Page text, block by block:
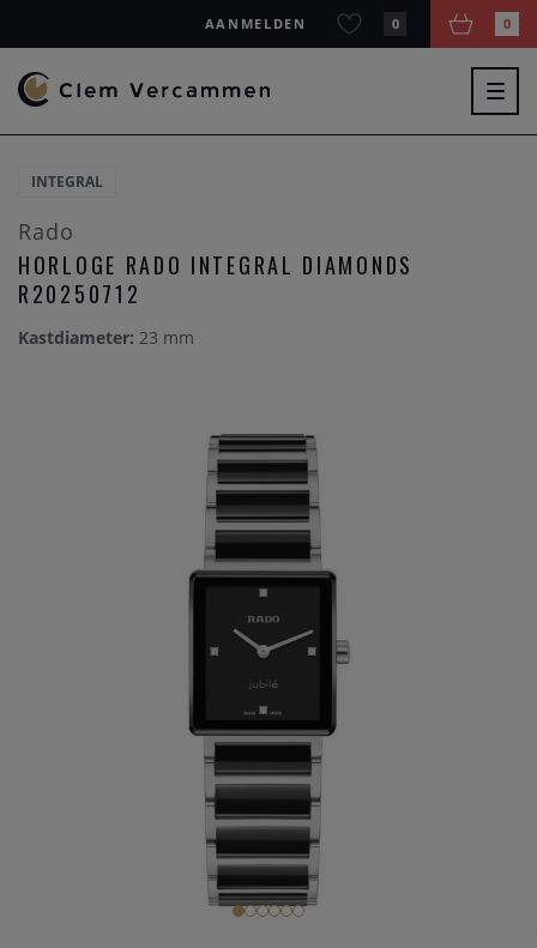
AANMELDEN 0 0
INTEGRAL
Rado
HORLOGE RADO INTEGRAL DIAMONDS
R20250712
Kastdiameter: 23 mm